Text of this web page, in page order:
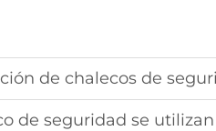
de chalecos de
seguridad se utilizan